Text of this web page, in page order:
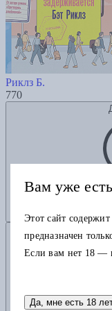
Риклз Б.
770
Вам уже
Этот сайт
предназначен
Если вам нет 18 —
Да, мне есть 18